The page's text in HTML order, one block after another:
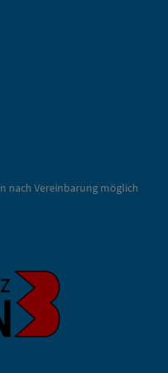
nach Vereinbarung möglich